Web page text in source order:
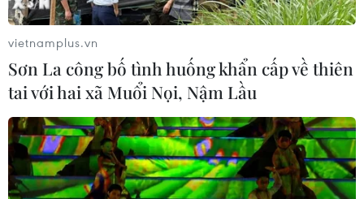
vietnamplus.vn
Sơn La công bố tình huống khẩn cấp về thiên
tai với hai xã Muổi Nọi, Nậm Lầu